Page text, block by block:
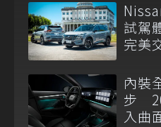
試駕
完美
內裝
步
入曲